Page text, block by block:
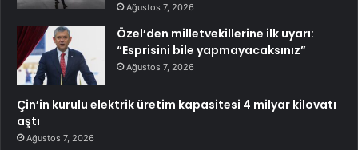
Ağustos 7, 2026
Özel’den milletvekillerine ilk uyarı:
“Esprisini bile yapmayacaksınız”
Ağustos 7, 2026
Çin’in kurulu elektrik üretim kapasitesi 4 milyar kilovatı
aştı
Ağustos 7, 2026